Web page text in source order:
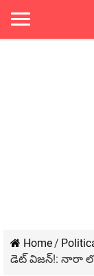
Home/
డెట్ విజ‌న్‌!: నారా